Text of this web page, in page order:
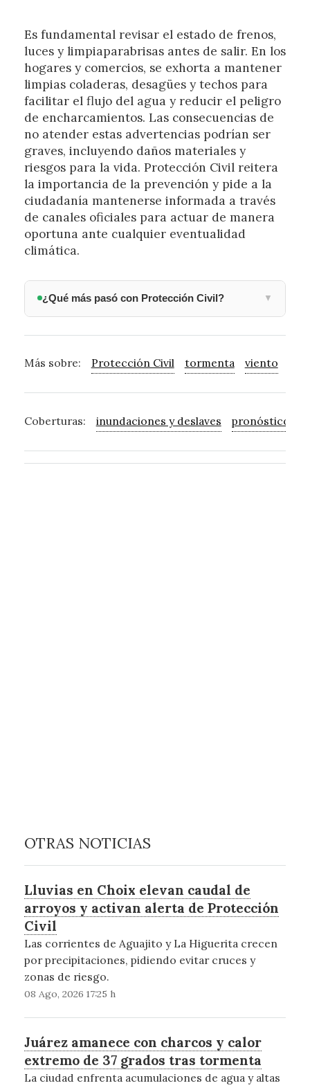
Es fundamental revisar el estado de frenos,
luces y limpiaparabrisas antes de salir. En los
hogares y comercios, se exhorta a mantener
limpias coladeras, desagües y techos para
facilitar el flujo del agua y reducir el peligro
de encharcamientos. Las consecuencias de
no atender estas advertencias podrían ser
graves, incluyendo daños materiales y
riesgos para la vida. Protección Civil reitera
la importancia de la prevención y pide a la
ciudadanía mantenerse informada a través
de canales oficiales para actuar de manera
oportuna ante cualquier eventualidad
climática.
¿Qué más pasó con Protección Civil? ▼
Más sobre: Protección Civil tormenta viento
Coberturas: inundaciones y deslaves pronóstico de
OTRAS NOTICIAS
Lluvias en Choix elevan caudal de
arroyos y activan alerta de Protección
Civil
Las corrientes de Aguajito y La Higuerita crecen
por precipitaciones, pidiendo evitar cruces y
zonas de riesgo.
08 Ago, 2026 17:25 h
Juárez amanece con charcos y calor
extremo de 37 grados tras tormenta
La ciudad enfrenta acumulaciones de agua y altas